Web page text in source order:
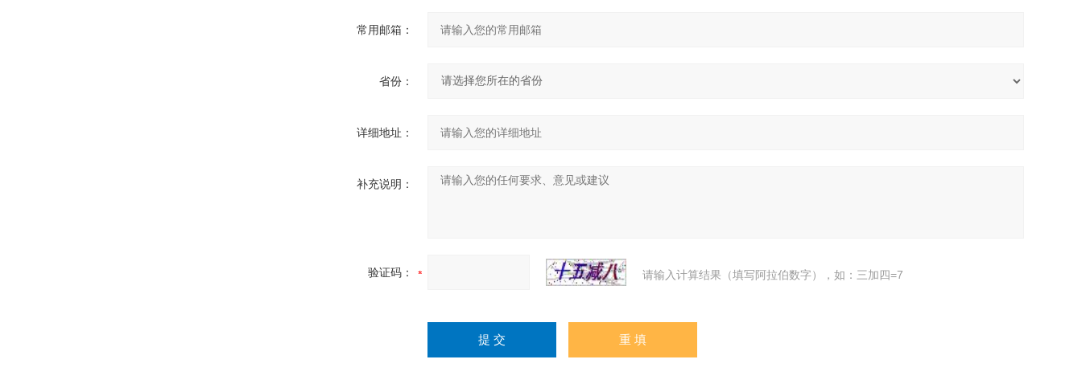
常用邮箱：
省份：
详细地址：
补充说明：
验证码： 请输入计算结果（填写阿拉伯数字），如：三加四=7